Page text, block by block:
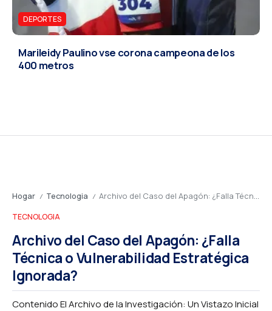
DEPORTES
Marileidy Paulino vse corona campeona de los
400 metros
Hogar / Tecnologia / Archivo del Caso del Apagón: ¿Falla Técnica o Vulnerabilidad Estratégica Ignorada?
TECNOLOGIA
Archivo del Caso del Apagón: ¿Falla
Técnica o Vulnerabilidad Estratégica
Ignorada?
Contenido El Archivo de la Investigación: Un Vistazo Inicial